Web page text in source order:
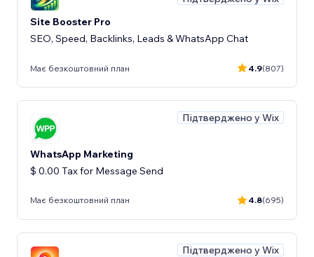
Site Booster Pro
SEO, Speed, Backlinks, Leads & WhatsApp Chat
Має безкоштовний план 4.9(807)
Підтверджено у Wix
WhatsApp Marketing
$ 0.00 Tax for Message Send
Має безкоштовний план 4.8(695)
Підтверджено у Wix